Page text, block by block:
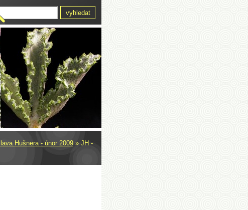
Hušnera - únor 2009 » JH -